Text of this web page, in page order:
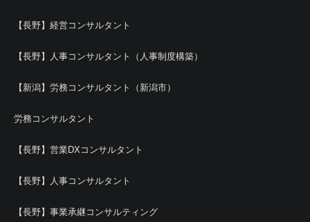
【長野】経営コンサルタント
【長野】人事コンサルタント（人事制度構築）
【新潟】労務コンサルタント（新潟市）
労務コンサルタント
【長野】営業DXコンサルタント
【長野】人事コンサルタント
【長野】事業承継コンサルティング